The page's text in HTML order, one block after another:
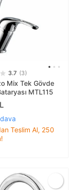
3.7 (3)
Mix Tek Gövde
MTL115
Teslim Al, 250